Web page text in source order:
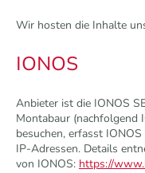
Wir hosten die Inhalte
IONOS
Anbieter ist die IONOS
Montabaur (nachfolgend
besuchen, erfasst
IP-Adressen. Details
von IONOS: https://